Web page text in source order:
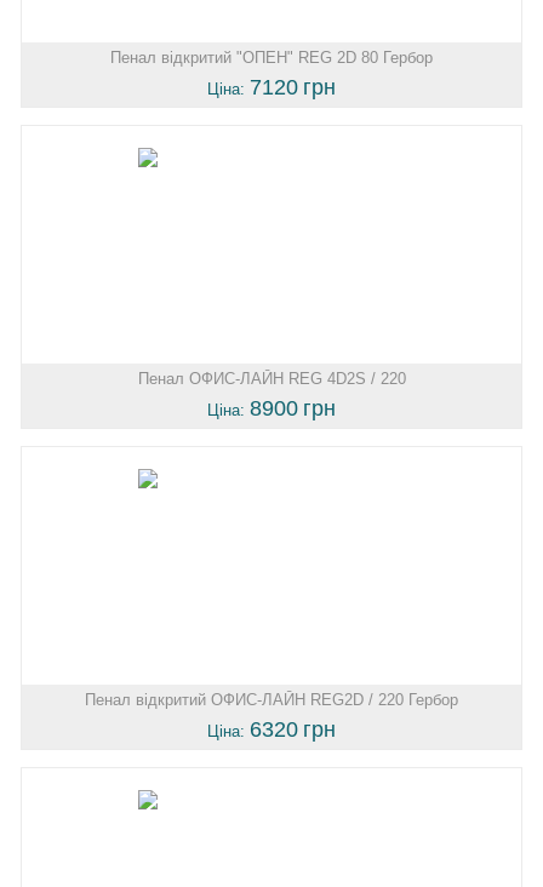
Пенал відкритий "ОПЕН" REG 2D 80 Гербор
Ціна: 7120 грн
Пенал ОФИС-ЛАЙН REG 4D2S / 220
Ціна: 8900 грн
Пенал відкритий ОФИС-ЛАЙН REG2D / 220 Гербор
Ціна: 6320 грн